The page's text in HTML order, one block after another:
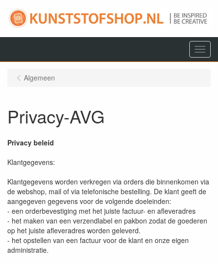
Menu
Algemeen
Privacy-AVG
Privacy beleid
Klantgegevens:
Klantgegevens worden verkregen via orders die binnenkomen via
de webshop, mail of via telefonische bestelling. De klant geeft de
aangegeven gegevens voor de volgende doeleinden:
- een orderbevestiging met het juiste factuur- en afleveradres
- het maken van een verzendlabel en pakbon zodat de goederen
op het juiste afleveradres worden geleverd.
- het opstellen van een factuur voor de klant en onze eigen
administratie.